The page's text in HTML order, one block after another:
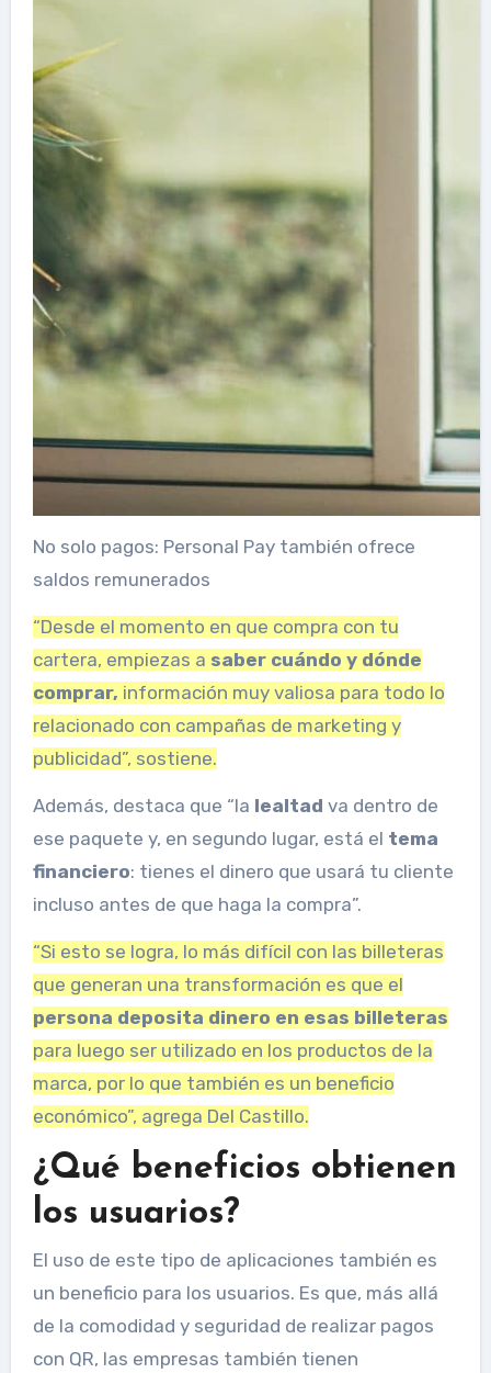
No solo pagos: Personal Pay también ofrece
saldos remunerados
“Desde el momento en que compra con tu
cartera, empiezas a saber cuándo y dónde
comprar, información muy valiosa para todo lo
relacionado con campañas de marketing y
publicidad”, sostiene.
Además, destaca que “la lealtad va dentro de
ese paquete y, en segundo lugar, está el tema
financiero: tienes el dinero que usará tu cliente
incluso antes de que haga la compra”.
“Si esto se logra, lo más difícil con las billeteras
que generan una transformación es que el
persona deposita dinero en esas billeteras
para luego ser utilizado en los productos de la
marca, por lo que también es un beneficio
económico”, agrega Del Castillo.
¿Qué beneficios obtienen
los usuarios?
El uso de este tipo de aplicaciones también es
un beneficio para los usuarios. Es que, más allá
de la comodidad y seguridad de realizar pagos
con QR, las empresas también tienen